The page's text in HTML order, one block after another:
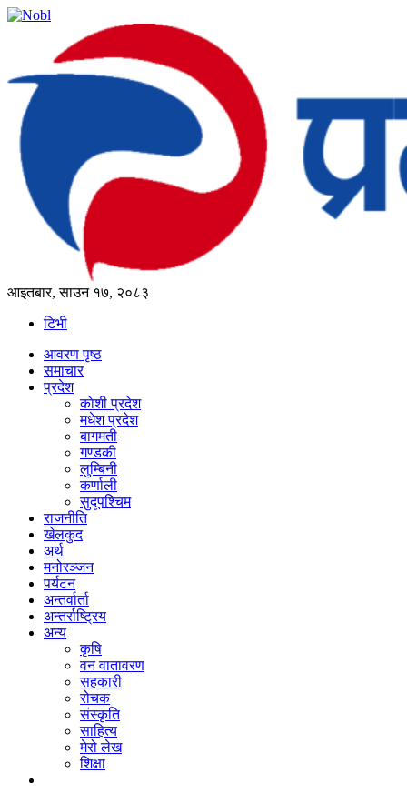
आइतबार, साउन १७, २०८३
टिभी
आवरण पृष्‍ठ
समाचार
प्रदेश
काेशी प्रदेश
मधेश प्रदेश
बागमती
गण्डकी
लुम्बिनी
कर्णाली
सुदूपश्‍चिम
राजनीति
खेलकुद
अर्थ
मनोरञ्‍जन
पर्यटन
अन्तर्वार्ता
अन्तर्राष्‍ट्रिय
अन्य
कृषि
वन वातावरण
सहकारी
रोचक
संस्कृति
साहित्य
मेरो लेख
शिक्षा